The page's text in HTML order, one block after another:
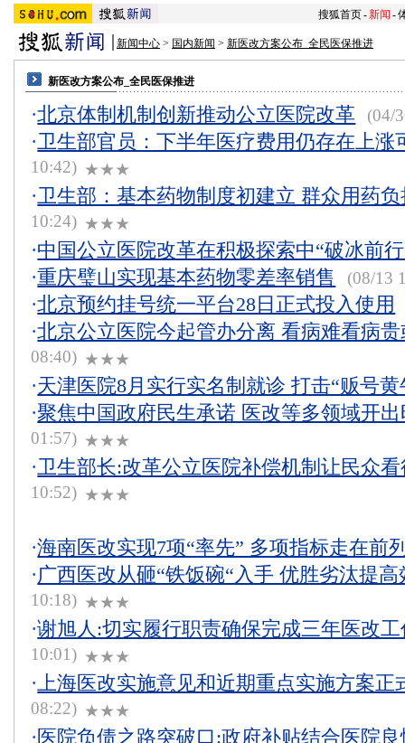
搜狐首页-新闻 -
新闻中心 > 国内新闻 > 新医改方案公布_全民医保推进
新医改方案公布_全民医保推进
·北京体制机制创新推动公立医院改革 (04/
·卫生部官员：下半年医疗费用仍存在上涨
10:42) ★★★
·卫生部：基本药物制度初建立 群众用药
10:24) ★★★
·中国公立医院改革在积极探索中“破冰前
·重庆璧山实现基本药物零差率销售 (08/13
·北京预约挂号统一平台28日正式投入使用
·北京公立医院今起管办分离 看病难看病
08:40) ★★★
·天津医院8月实行实名制就诊 打击“贩号黄
·聚焦中国政府民生承诺 医改等多领域开
01:57) ★★★
·卫生部长:改革公立医院补偿机制让民众
10:52) ★★★
·海南医改实现7项“率先” 多项指标走在前
·广西医改从砸“铁饭碗“入手 优胜劣汰提高
10:18) ★★★
·谢旭人:切实履行职责确保完成三年医改
10:01) ★★★
·上海医改实施意见和近期重点实施方案正
08:22) ★★★
· 医院负债之路突破口:政府补贴结合医院